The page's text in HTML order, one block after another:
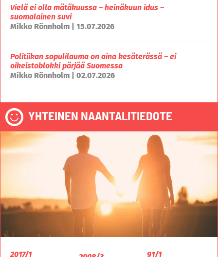
Vielä ei olla mätäkuussa – heinäkuun idus –
suomalainen suvi
Mikko Rönnholm | 15.07.2026
Politiikan sopulilauma on aina kesäterässä – ei
oikeistoblokki pärjää Suomessa
Mikko Rönnholm | 02.07.2026
YHTEINEN NAANTALITIEDOTE
2017/1
91/1